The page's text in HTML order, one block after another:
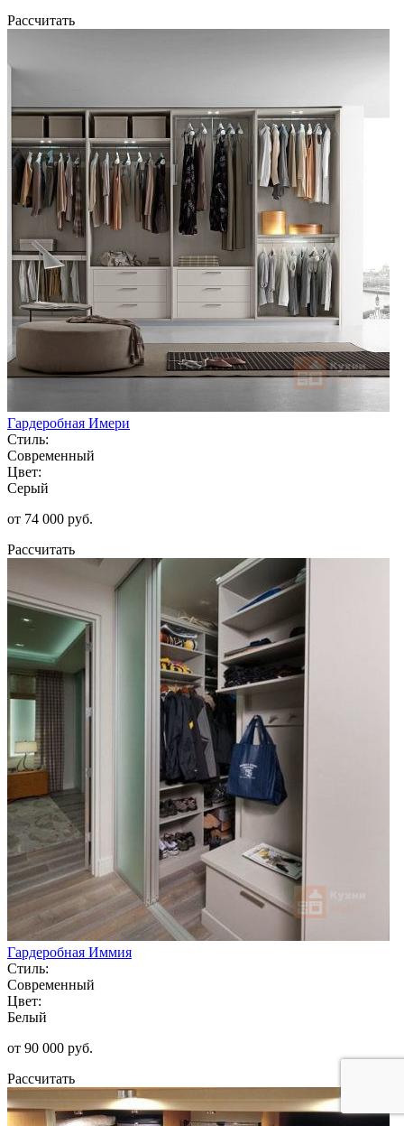
Рассчитать
Гардеробная Имери
Стиль:
Современный
Цвет:
Серый
от 74 000 руб.
Рассчитать
Гардеробная Иммия
Стиль:
Современный
Цвет:
Белый
от 90 000 руб.
Рассчитать